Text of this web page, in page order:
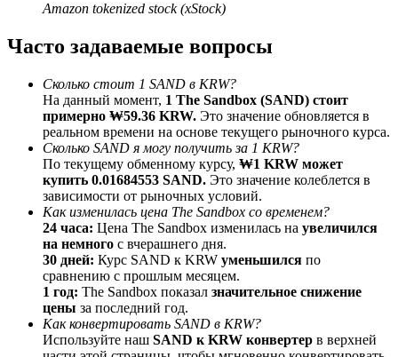
Реферал
Пригласите друга, чтобы получить денежные
вознаграждения
Deposit CASHCAT & Win
Amazon tokenized stock (xStock)
Часто задаваемые вопросы
Сколько стоит 1 SAND в KRW?
На данный момент, 1 The Sandbox (SAND) стоит
примерно ₩59.36 KRW. Это значение обновляется в
реальном времени на основе текущего рыночного курса.
Сколько SAND я могу получить за 1 KRW?
По текущему обменному курсу, ₩1 KRW может
купить 0.01684553 SAND. Это значение колеблется в
зависимости от рыночных условий.
Как изменилась цена The Sandbox со временем?
24 часа: Цена The Sandbox изменилась на увеличился
на немного с вчерашнего дня.
30 дней: Курс SAND к KRW уменьшился по
сравнению с прошлым месяцем.
1 год: The Sandbox показал значительное снижение
цены за последний год.
Как конвертировать SAND в KRW?
Используйте наш SAND к KRW конвертер в верхней